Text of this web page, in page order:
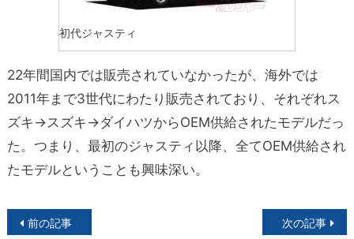
初代ジャスティ
22年間国内では販売されていなかったが、海外では
2011年まで3世代にわたり販売されており、それぞれス
ズキ→スズキ→ダイハツからOEM供給されたモデルだっ
た。つまり、最初のジャスティ以降、全てOEM供給され
たモデルということも興味深い。
投前の記事 次の記事